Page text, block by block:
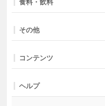
食料・飲料
その他
コンテンツ
ヘルプ